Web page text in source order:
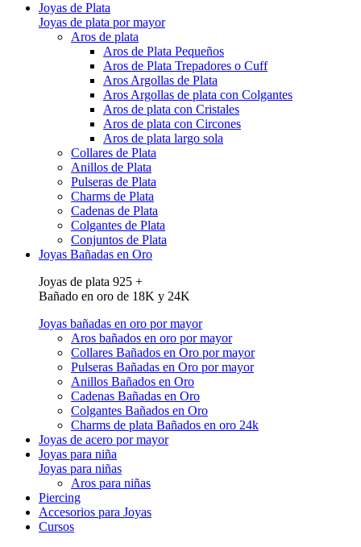
Joyas de Plata
Joyas de plata por mayor
Aros de plata
Aros de Plata Pequeños
Aros de Plata Trepadores o Cuff
Aros Argollas de Plata
Aros Argollas de plata con Colgantes
Aros de plata con Cristales
Aros de plata con Circones
Aros de plata largo sola
Collares de Plata
Anillos de Plata
Pulseras de Plata
Charms de Plata
Cadenas de Plata
Colgantes de Plata
Conjuntos de Plata
Joyas Bañadas en Oro
Joyas de plata 925 +
Bañado en oro de 18K y 24K
Joyas bañadas en oro por mayor
Aros bañados en oro por mayor
Collares Bañados en Oro por mayor
Pulseras Bañadas en Oro por mayor
Anillos Bañados en Oro
Cadenas Bañadas en Oro
Colgantes Bañados en Oro
Charms de plata Bañados en oro 24k
Joyas de acero por mayor
Joyas para niña
Joyas para niñas
Aros para niñas
Piercing
Accesorios para Joyas
Cursos